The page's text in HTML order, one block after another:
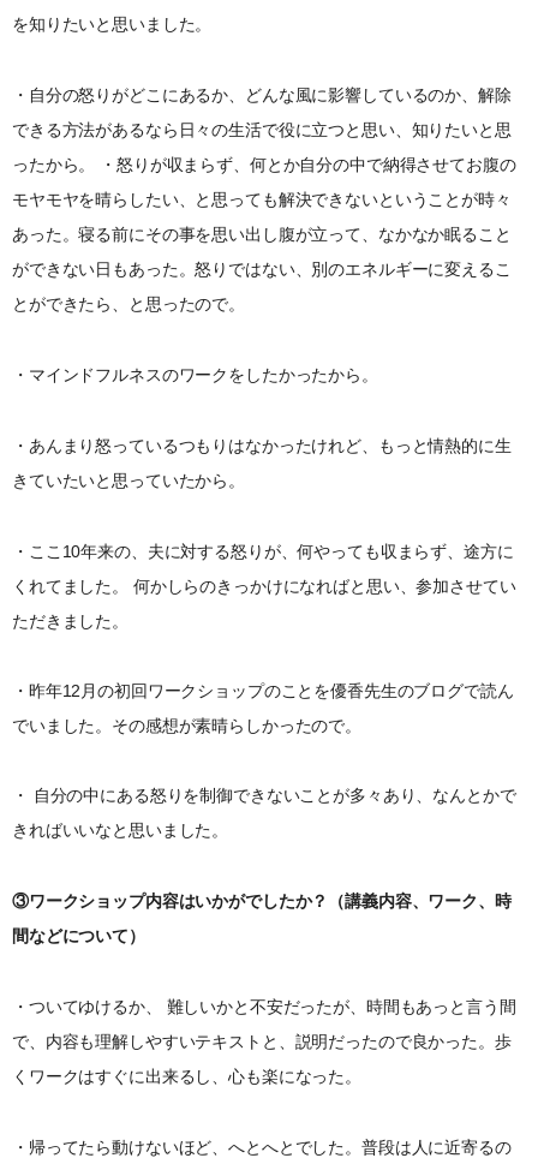
を知りたいと思いました。
・自分の怒りがどこにあるか、どんな風に影響しているのか、解除
できる方法があるなら日々の生活で役に立つと思い、知りたいと思
ったから。 ・怒りが収まらず、何とか自分の中で納得させてお腹の
モヤモヤを晴らしたい、と思っても解決できないということが時々
あった。寝る前にその事を思い出し腹が立って、なかなか眠ること
ができない日もあった。怒りではない、別のエネルギーに変えるこ
とができたら、と思ったので。
・マインドフルネスのワークをしたかったから。
・あんまり怒っているつもりはなかったけれど、もっと情熱的に生
きていたいと思っていたから。
・ここ10年来の、夫に対する怒りが、何やっても収まらず、途方に
くれてました。 何かしらのきっかけになればと思い、参加させてい
ただきました。
・昨年12月の初回ワークショップのことを優香先生のブログで読ん
でいました。その感想が素晴らしかったので。
・ 自分の中にある怒りを制御できないことが多々あり、なんとかで
きればいいなと思いました。
③ワークショップ内容はいかがでしたか？（講義内容、ワーク、時
間などについて）
・ついてゆけるか、 難しいかと不安だったが、時間もあっと言う間
で、内容も理解しやすいテキストと、説明だったので良かった。歩
くワークはすぐに出来るし、心も楽になった。
・帰ってたら動けないほど、へとへとでした。普段は人に近寄るの